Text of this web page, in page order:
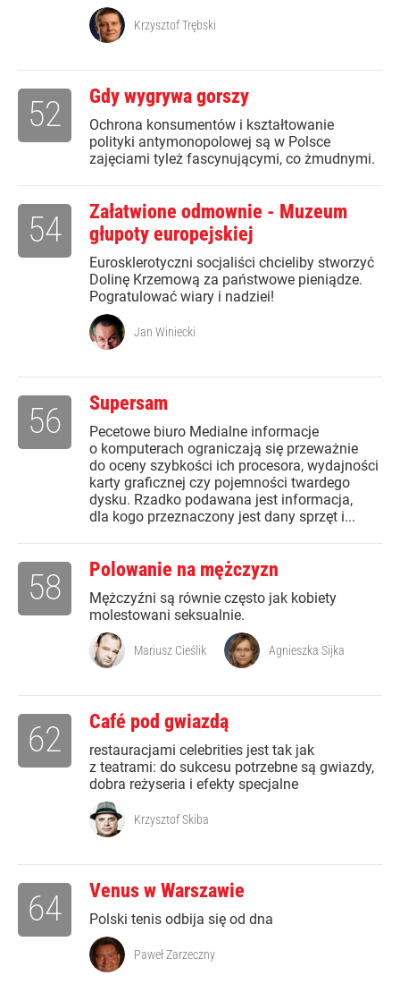
Krzysztof Trębski
Gdy wygrywa gorszy
Ochrona konsumentów i kształtowanie
polityki antymonopolowej są w Polsce
zajęciami tyleż fascynującymi, co żmudnymi.
52
Załatwione odmownie - Muzeum
głupoty europejskiej
Eurosklerotyczni socjaliści chcieliby stworzyć
Dolinę Krzemową za państwowe pieniądze.
Pogratulować wiary i nadziei!
54
Jan Winiecki
Supersam
Pecetowe biuro Medialne informacje
o komputerach ograniczają się przeważnie
do oceny szybkości ich procesora, wydajności
karty graficznej czy pojemności twardego
dysku. Rzadko podawana jest informacja,
dla kogo przeznaczony jest dany sprzęt i...
56
Polowanie na mężczyzn
Mężczyźni są równie często jak kobiety
molestowani seksualnie.
58
Mariusz Cieślik Agnieszka Sijka
Café pod gwiazdą
restauracjami celebrities jest tak jak
z teatrami: do sukcesu potrzebne są gwiazdy,
dobra reżyseria i efekty specjalne
62
Krzysztof Skiba
Venus w Warszawie
Polski tenis odbija się od dna
64
Paweł Zarzeczny